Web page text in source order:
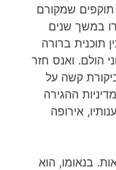
תוקפים שמקורם
במשך שנים
תוכנית ברורה
הולם. ואנס חזר
קשה על
ההגירה
אירופה
בנאומו, הוא